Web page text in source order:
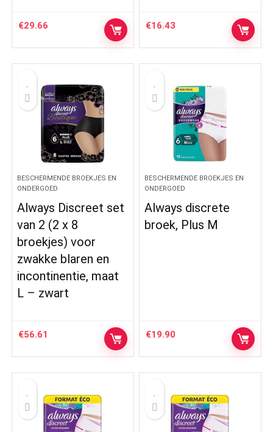
€29.66 €16.43
BESCHERMENDE BROEKJES EN
ONDERGOED
Always Discreet set
van 2 (2 x 8
broekjes) voor
zwakke blaren en
incontinentie, maat
L – zwart
€56.61
BESCHERMENDE BROEKJES EN
ONDERGOED
Always discrete
broek, Plus M
€19.90